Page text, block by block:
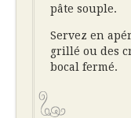
pâte souple.
Servez en
grillé ou des
bocal fermé.